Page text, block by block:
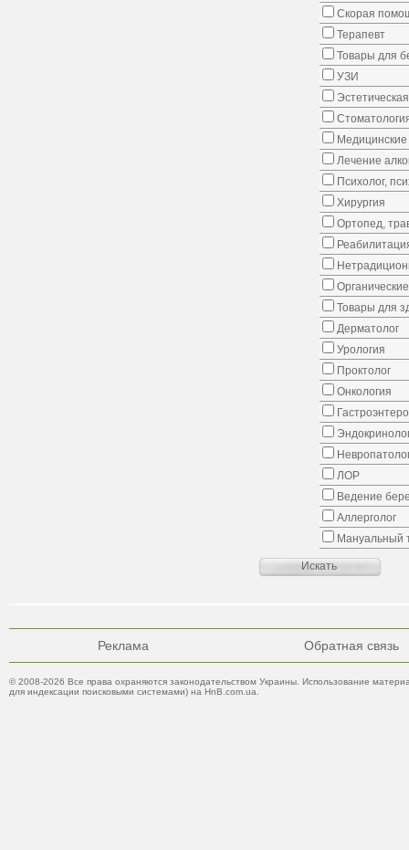
Скорая
Терапевт
Товары для
УЗИ
Медицинские
Лечение
Психолог,
Хирургия
Ортопед,
Товары для
Дерматолог
Урология
Проктолог
Онкология
ЛОР
Ведение
Аллерголог
Мануальный
Реклама Обратная связь
© 2008-2026 Все права охраняются законодательством Украины. Использование
для индексации поисковыми системами) на HnB.com.ua.